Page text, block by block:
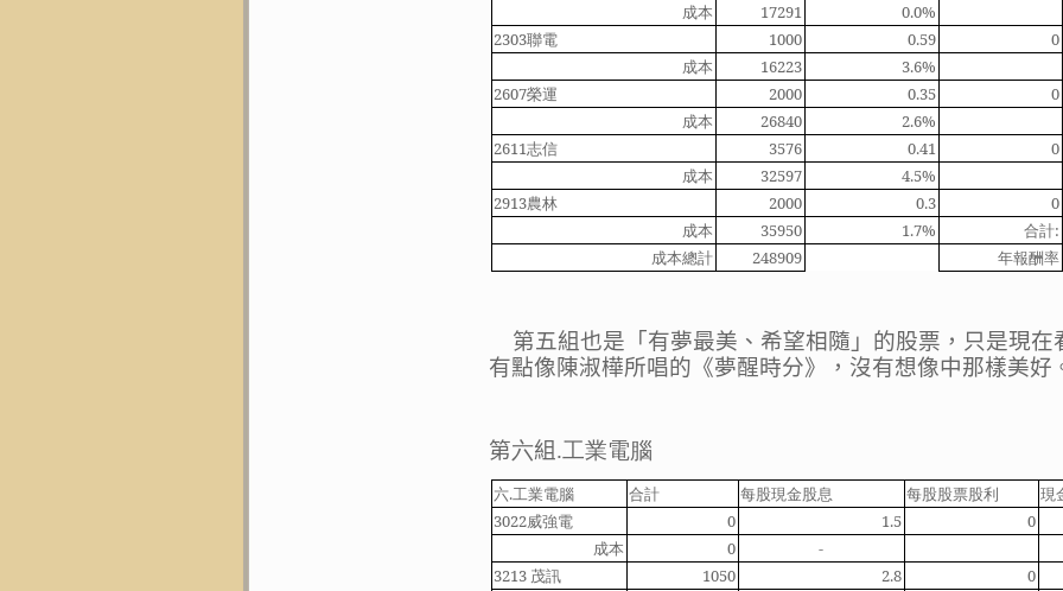
成本
17291
0.0%
2303聯電 1000 0.59 0
成本
16223
3.6%
2607榮運 2000 0.35 0
成本
26840
2.6%
2611志信 3576 0.41 0
成本
32597
4.5%
2913農林 2000 0.3 0
成本
35950 1.7% 合計:
成本總計
248909 年報酬率
第五組也是「有夢最美、希望相隨」的股票，只是現在
有點像陳淑樺所唱的《夢醒時分》，沒有想像中那樣美好
第六組.工業電腦
六.工業電腦 合計 每股現金股息 每股股票股利 現
3022威強電 0 1.5 0
成本
0
-
3213 茂訊 1050 2.8 0